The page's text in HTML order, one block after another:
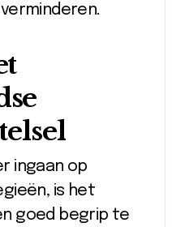
ingaan op
is het
goed begrip te